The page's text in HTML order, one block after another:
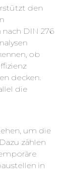
den
DIN 276
ob
decken.
die
um die
zählen
in